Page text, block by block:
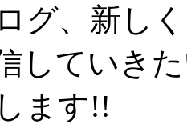
グ、新し
していき
ます!!